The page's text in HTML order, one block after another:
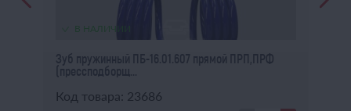
В НАЛИЧИИ
Зуб пружинный ПБ-16.01.607 прямой ПРП,ПРФ
(прессподборщ...
Код товара: 23686